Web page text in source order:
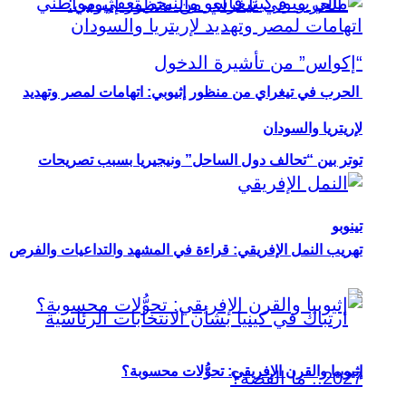
توتر بين “تحالف دول الساحل” ونيجيريا بسبب تصريحات
تينوبو
الحرب في تيغراي من منظور إثيوبي: اتهامات لمصر وتهديد
لإريتريا والسودان
تهريب النمل الإفريقي: قراءة في المشهد والتداعيات والفرص
إثيوبيا والقرن الإفريقي: تحوُّلات محسوبة؟